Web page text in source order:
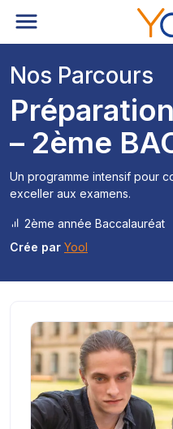
Nos Parcours
– 2ème
Un programme intensif pour
exceller aux examens.
2ème année Baccalauréat
Crée par Yool